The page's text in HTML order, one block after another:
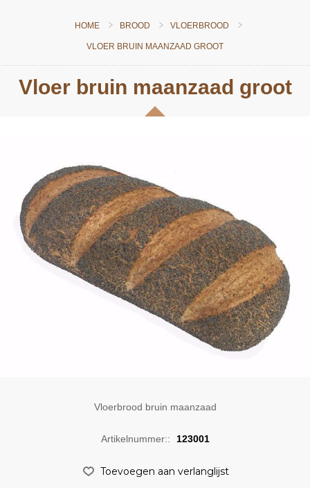
HOME BROOD VLOERBROOD
VLOER BRUIN MAANZAAD GROOT
Vloer bruin maanzaad groot
Vloerbrood bruin maanzaad
Artikelnummer:: 123001